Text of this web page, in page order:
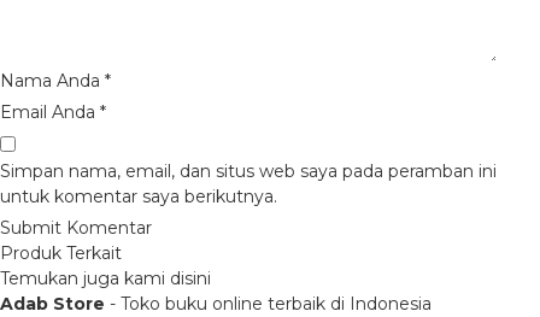
Nama Anda *
Email Anda *
Simpan nama, email, dan situs web saya pada peramban ini
untuk komentar saya berikutnya.
Produk Terkait
Temukan juga kami disini
Adab Store - Toko buku online terbaik di Indonesia